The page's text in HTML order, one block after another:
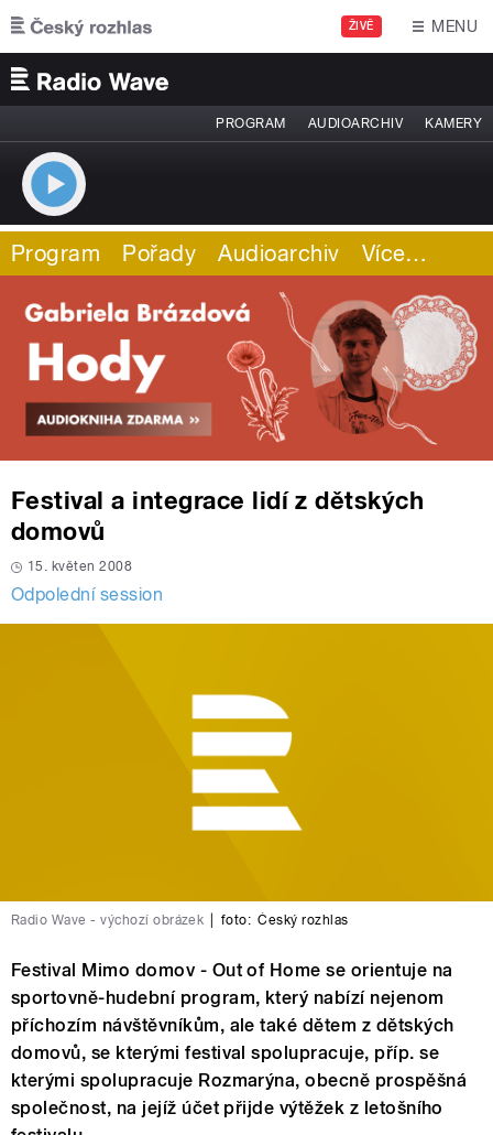
Přejít k hlavnímu obsahu
ŽIVĚ MENU
PROGRAM AUDIOARCHIV KAMERY
Program Pořady Audioarchiv Více…
Festival a integrace lidí z dětských
domovů
15. květen 2008
Odpolední session
Radio Wave - výchozí obrázek foto: Český rozhlas
Festival Mimo domov - Out of Home se orientuje na
sportovně-hudební program, který nabízí nejenom
příchozím návštěvníkům, ale také dětem z dětských
domovů, se kterými festival spolupracuje, příp. se
kterými spolupracuje Rozmarýna, obecně prospěšná
společnost, na jejíž účet přijde výtěžek z letošního